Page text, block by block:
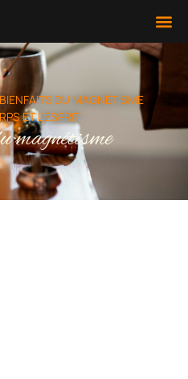
DU MAGNÉTISME
ET L’ESPRIT
magnétisme